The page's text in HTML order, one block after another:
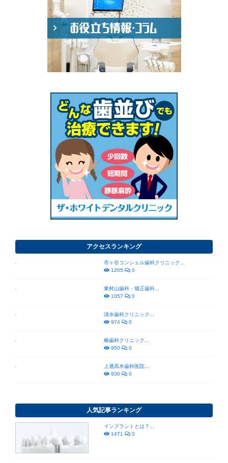
アクセスランキング
市ヶ谷コンシェル歯科クリニック...
1205
0
東村山歯科・矯正歯科...
1057
0
清水歯科クリニック...
974
0
椿歯科クリニック...
950
0
上通高木歯科医院...
930
0
人気記事ランキング
インプラントとは？...
1471
0